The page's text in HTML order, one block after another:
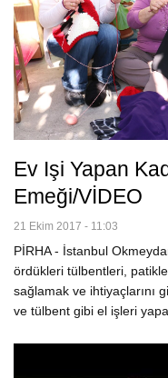
Ev Işi Yapan
Emeği/VİDEO
21 Ekim 2017 - 11:03
PİRHA - İstanbul
ördükleri tülbentleri,
sağlamak ve ihtiyaçlarını
ve tülbent gibi el işleri